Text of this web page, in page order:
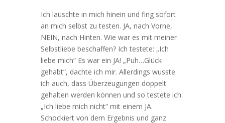
Ich lauschte in mich hinein und fing sofort
an mich selbst zu testen. JA, nach Vorne,
NEIN, nach Hinten. Wie war es mit meiner
Selbstliebe beschaffen? Ich testete: „Ich
liebe mich“ Es war ein JA! „Puh…Glück
gehabt“, dachte ich mir. Allerdings wusste
ich auch, dass Überzeugungen doppelt
gehalten werden können und so testete ich:
„Ich liebe mich nicht“ mit einem JA.
Schockiert von dem Ergebnis und ganz